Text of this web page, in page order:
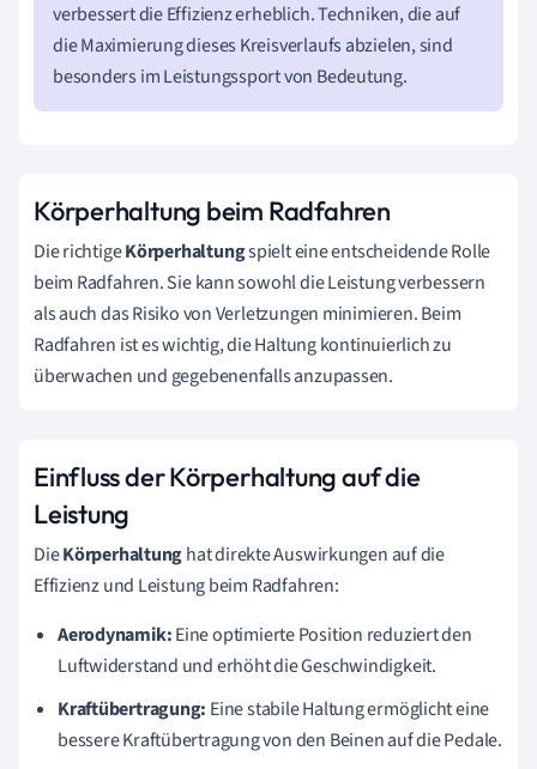
verbessert die Effizienz erheblich. Techniken, die auf
die Maximierung dieses Kreisverlaufs abzielen, sind
besonders im Leistungssport von Bedeutung.
Körperhaltung beim Radfahren
Die richtigeKörperhaltungspielt eine entscheidende Rolle
beim Radfahren. Sie kann sowohl die Leistung verbessern
als auch das Risiko von Verletzungen minimieren. Beim
Radfahren ist es wichtig, die Haltung kontinuierlich zu
überwachen und gegebenenfalls anzupassen.
Einfluss der Körperhaltung auf die
Leistung
DieKörperhaltunghat direkte Auswirkungen auf die
Effizienz und Leistung beim Radfahren:
Aerodynamik:Eine optimierte Position reduziert den
Luftwiderstand und erhöht die Geschwindigkeit.
Kraftübertragung: Eine stabile Haltung ermöglicht eine
bessere Kraftübertragung von den Beinen auf die Pedale.